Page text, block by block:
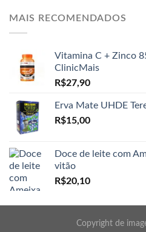
MAIS RECOMENDADOS
Vitamina C + Zinco
ClinicMais
R$27,90
Erva Mate UHDE
R$15,00
Doce de leite com
vitão
R$20,10
Copyright de